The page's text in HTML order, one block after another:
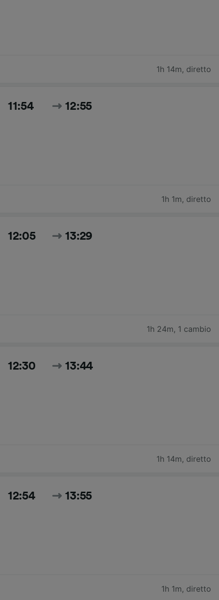
1h 14m, diretto
11:54 12:55
1h 1m, diretto
12:05 13:29
1h 24m, 1 cambio
12:30 13:44
1h 14m, diretto
12:54 13:55
1h 1m, diretto